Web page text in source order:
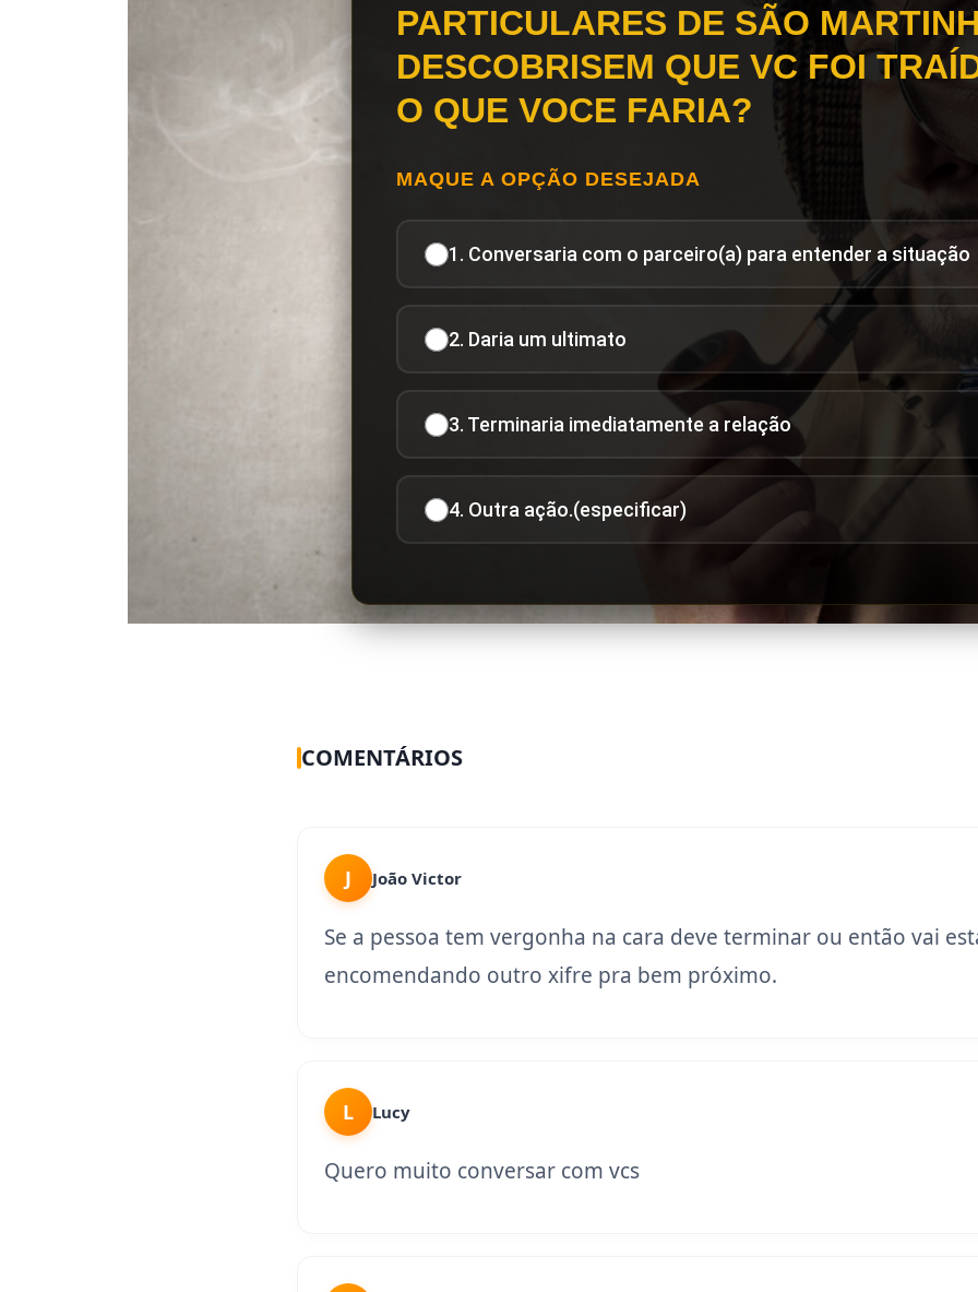
PARTICULARES DE SÃO
DESCOBRISEM QUE VC FOI
O QUE VOCE FARIA?
MAQUE A OPÇÃO DESEJADA
1. Conversaria com o parceiro(a) para entender a situação
2. Daria um ultimato
3. Terminaria imediatamente a relação
4. Outra ação.(especificar)
COMENTÁRIOS
J João Victor
Se a pessoa tem vergonha na cara deve terminar ou então vai
encomendando outro xifre pra bem próximo.
L Lucy
Quero muito conversar com vcs